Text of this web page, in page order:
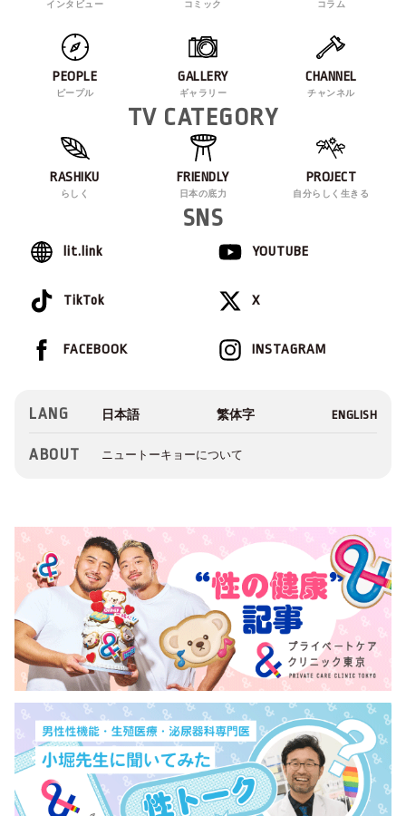
インタビュー コミック コラム
PEOPLE
ピープル
GALLERY
ギャラリー
CHANNEL
チャンネル
TV CATEGORY
RASHIKU
らしく
FRIENDLY
日本の底力
PROJECT
自分らしく生きる
SNS
lit.link YOUTUBE
TikTok X
INSTAGRAM
FACEBOOK
LANG
ABOUT ニュートーキョーについて